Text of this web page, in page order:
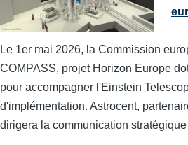
Le 1er mai 2026, la Commission
COMPASS, projet Horizon Europe
pour accompagner l'Einstein
d'implémentation. Astrocent,
dirigera la communication